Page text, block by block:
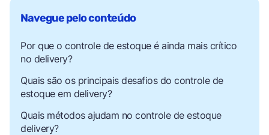
Por que o controle de estoque é ainda mais crítico
no delivery?
Quais são os principais desafios do controle de
estoque em delivery?
Quais métodos ajudam no controle de estoque
delivery?